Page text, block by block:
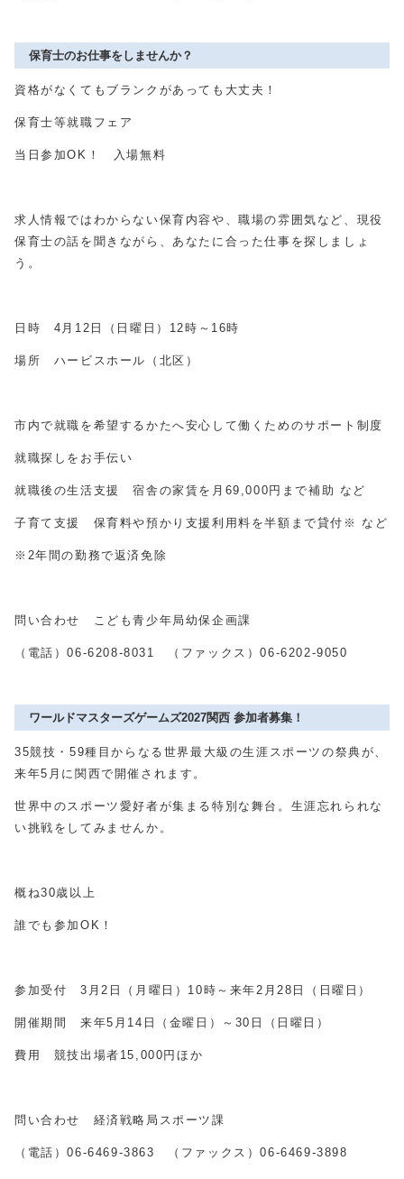
保育士のお仕事をしませんか？
資格がなくてもブランクがあっても大丈夫！
保育士等就職フェア
当日参加OK ！ 入場無料
求人情報ではわからない保育内容や、職場の雰囲気など、現役
保育士の話を聞きながら、あなたに合った仕事を探しましょ
う。
日時 4 月 12 日（日曜日） 12 時～ 16時
場所 ハービスホール（北区）
市内で就職を希望するかたへ安心して働くためのサポート制度
就職探しをお手伝い
就職後の生活支援 宿舎の家賃を月 69,000 円まで補助 など
子育て支援 保育料や預かり支援利用料を半額まで貸付※ など
※2年間の勤務で返済免除
問い合わせ こども青少年局幼保企画課
（電話）06-6208-8031 （ファックス）06-6202-9050
ワールドマスターズゲームズ2027関西 参加者募集！
35競技・ 59種目からなる世界最大級の生涯スポーツの祭典が、
来年5 月に関西で開催されます。
世界中のスポーツ愛好者が集まる特別な舞台。生涯忘れられな
い挑戦をしてみませんか。
概ね30歳以上
誰でも参加 OK ！
参加受付 3 月2 日（月曜日） 10 時～来年2 月28 日（日曜日）
開催期間 来年5月14日（金曜日）～30日（日曜日）
費用 競技出場者 15,000 円ほか
問い合わせ 経済戦略局スポーツ課
（電話）06-6469-3863 （ファックス）06-6469-3898